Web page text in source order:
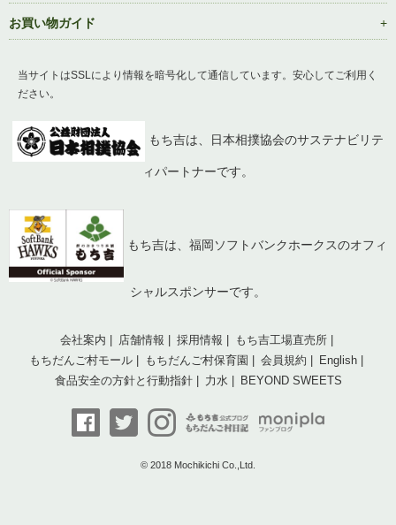
お買い物ガイド
当サイトはSSLにより情報を暗号化して通信しています。安心してご利用く
ださい。
もち吉は、日本相撲協会のサステナビリテ
ィパートナーです。
もち吉は、福岡ソフトバンクホークスのオフィ
シャルスポンサーです。
会社案内 店舗情報 採用情報
もち吉工場直売所
もちだんご村モール
もちだんご村保育園 会員規約
English
食品安全の方針と行動指針
力水 BEYOND SWEETS
© 2018 Mochikichi Co.,Ltd.